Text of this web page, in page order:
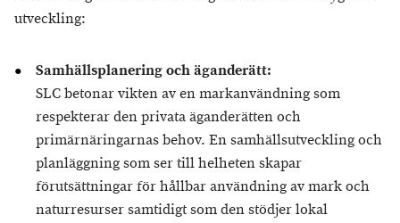
utveckling:
Samhällsplanering och äganderätt:
SLC betonar vikten av en markanvändning som
respekterar den privata äganderätten och
primärnäringarnas behov. En samhällsutveckling och
planläggning som ser till helheten skapar
förutsättningar för hållbar användning av mark och
naturresurser samtidigt som den stödjer lokal